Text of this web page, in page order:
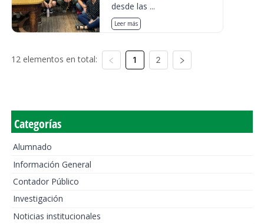
desde las ...
Leer más
12 elementos en total: 1 2
Categorías
Alumnado
Información General
Contador Público
Investigación
Noticias institucionales